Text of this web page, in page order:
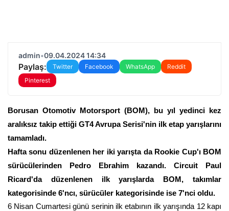
admin•09.04.2024 14:34
Paylaş: Twitter Facebook WhatsApp
Reddit
Pinterest
Borusan Otomotiv Motorsport (BOM), bu yıl yedinci kez
aralıksız takip ettiği GT4 Avrupa Serisi'nin ilk etap yarışlarını
tamamladı.
Hafta sonu düzenlenen her iki yarışta da Rookie Cup'ı BOM
sürücülerinden Pedro Ebrahim kazandı. Circuit Paul
Ricard'da düzenlenen ilk yarışlarda BOM, takımlar
kategorisinde 6'ncı, sürücüler kategorisinde ise 7'nci oldu.
6 Nisan Cumartesi günü serinin ilk etabının ilk yarışında 12 kapı